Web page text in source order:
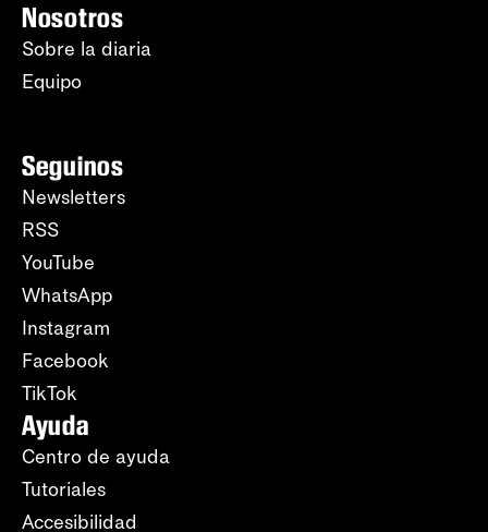
Nosotros
Sobre la diaria
Equipo
Seguinos
Newsletters
RSS
YouTube
WhatsApp
Instagram
Facebook
TikTok
Ayuda
Centro de ayuda
Tutoriales
Accesibilidad